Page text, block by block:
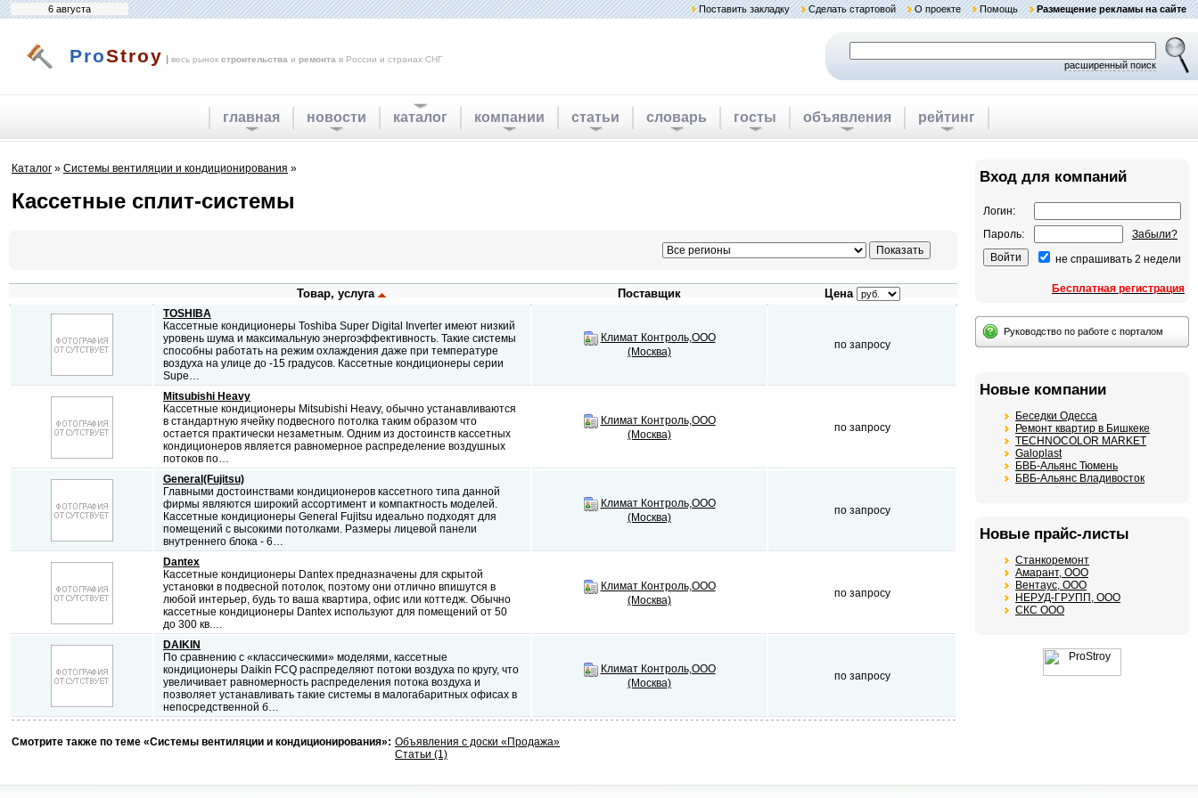
6 августа Поставить закладку Сделать стартовой О проекте Помощь Размещение рекламы на сайте
ProStroy | весь рынок строительства и ремонта в России и странах СНГ
расширенный поиск
главная новости каталог компании статьи словарь госты объявления рейтинг
Каталог » Системы вентиляции и кондиционирования »
Кассетные сплит-системы
Товар, услуга Поставщик Цена
TOSHIBA
Кассетные кондиционеры Toshiba Super Digital Inverter имеют низкий
уровень шума и максимальную энергоэффективность. Такие системы
способны работать на режим охлаждения даже при температуре
воздуха на улице до -15 градусов. Кассетные кондиционеры серии
Supe…
Климат Контроль,ООО
(Москва)
по запросу
Mitsubishi Heavy
Кассетные кондиционеры Mitsubishi Heavy, обычно устанавливаются
в стандартную ячейку подвесного потолка таким образом что
остается практически незаметным. Одним из достоинств кассетных
кондиционеров является равномерное распределение воздушных
потоков по…
Климат Контроль,ООО
(Москва)
по запросу
General(Fujitsu)
Главными достоинствами кондиционеров кассетного типа данной
фирмы являются широкий ассортимент и компактность моделей.
Кассетные кондиционеры General Fujitsu идеально подходят для
помещений с высокими потолками. Размеры лицевой панели
внутреннего блока - 6…
Климат Контроль,ООО
(Москва)
по запросу
Dantex
Кассетные кондиционеры Dantex предназначены для скрытой
установки в подвесной потолок, поэтому они отлично впишутся в
любой интерьер, будь то ваша квартира, офис или коттедж. Обычно
кассетные кондиционеры Dantex используют для помещений от 50
до 300 кв.…
Климат Контроль,ООО
(Москва)
по запросу
DAIKIN
По сравнению с «классическими» моделями, кассетные
кондиционеры Daikin FCQ распределяют потоки воздуха по кругу, что
увеличивает равномерность распределения потока воздуха и
позволяет устанавливать такие системы в малогабаритных офисах в
непосредственной б…
Климат Контроль,ООО
(Москва)
по запросу
Смотрите также по теме «Системы вентиляции и кондиционирования»: Объявления с доски «Продажа»
Статьи (1)
Вход для компаний
Логин:
Пароль:
Забыли?
не спрашивать 2 недели
Бесплатная регистрация
Руководство по работе с порталом
Новые компании
Беседки Одесса
Ремонт квартир в Бишкеке
TECHNOCOLOR MARKET
Galoplast
БВБ-Альянс Тюмень
БВБ-Альянс Владивосток
Новые прайс-листы
Станкоремонт
Амарант, ООО
Вентаус, ООО
НЕРУД-ГРУПП, ООО
СКС ООО